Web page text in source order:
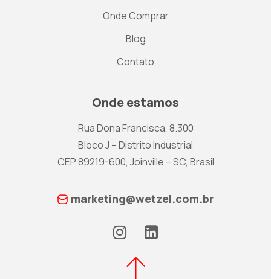
Onde Comprar
Blog
Contato
Onde estamos
Rua Dona Francisca, 8.300
Bloco J – Distrito Industrial
CEP 89219-600, Joinville – SC, Brasil
marketing@wetzel.com.br